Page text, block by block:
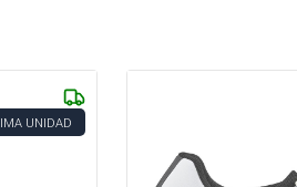
UNIDAD